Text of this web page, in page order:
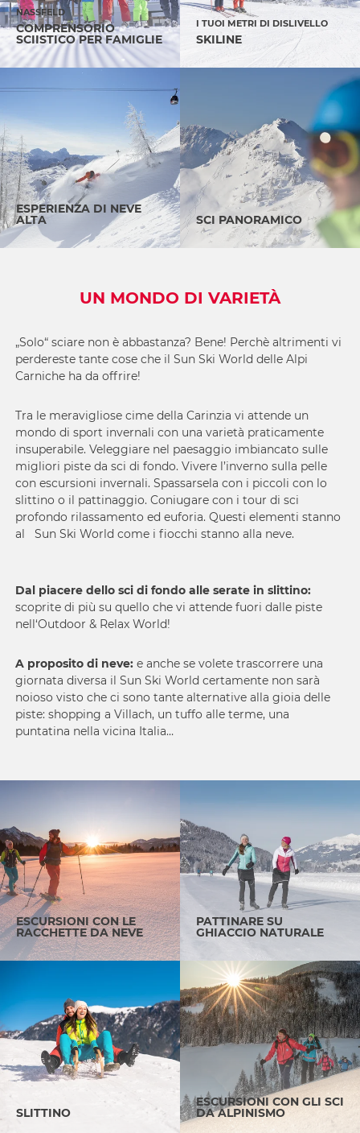
NASSFELD
COMPRENSORIO
SCIISTICO PER FAMIGLIE
I TUOI METRI DI DISLIVELLO
SKILINE
ESPERIENZA DI NEVE
ALTA SCI PANORAMICO
UN MONDO DI VARIETÀ
„Solo“ sciare non è abbastanza? Bene! Perchè altrimenti vi
perdereste tante cose che il Sun Ski World delle Alpi
Carniche ha da offrire!
Tra le meravigliose cime della Carinzia vi attende un
mondo di sport invernali con una varietà praticamente
insuperabile. Veleggiare nel paesaggio imbiancato sulle
migliori piste da sci di fondo. Vivere l’inverno sulla pelle
con escursioni invernali. Spassarsela con i piccoli con lo
slittino o il pattinaggio. Coniugare con i tour di sci
profondo rilassamento ed euforia. Questi elementi stanno
al Sun Ski World come i fiocchi stanno alla neve.
Dal piacere dello sci di fondo alle serate in slittino:
scoprite di più su quello che vi attende fuori dalle piste
nell‘Outdoor & Relax World!
A proposito di neve: e anche se volete trascorrere una
giornata diversa il Sun Ski World certamente non sarà
noioso visto che ci sono tante alternative alla gioia delle
piste: shopping a Villach, un tuffo alle terme, una
puntatina nella vicina Italia…
ESCURSIONI CON LE
RACCHETTE DA NEVE
PATTINARE SU
GHIACCIO NATURALE
SLITTINO
ESCURSIONI CON GLI SCI
DA ALPINISMO